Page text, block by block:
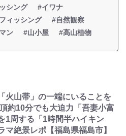
シング
#イワナ
ィッシング
#自然観察
ン #山小屋 #高山植物
火山帯」の一端にいることを
約10分でも大迫力「吾妻小富
1周する「1時間半ハイキン
マ絶景レポ【福島県福島市】